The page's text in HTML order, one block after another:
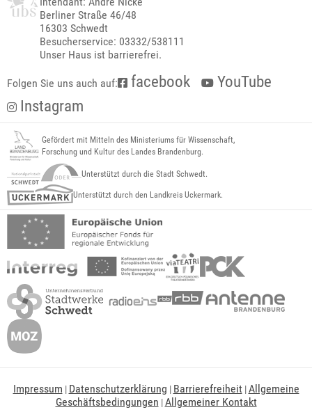
Berliner Straße 46/48
16303 Schwedt
Besucherservice: 03332/538111
Unser Haus ist barrierefrei.
Folgen Sie uns auch auf: facebook
YouTube
Instagram
Gefördert mit Mitteln des Ministeriums für Wissenschaft,
Forschung und Kultur des Landes Brandenburg.
Unterstützt durch die Stadt Schwedt.
Unterstützt durch den Landkreis Uckermark.
Impressum | Datenschutzerklärung | Barrierefreiheit|Allgemeine
Geschäftsbedingungen |Allgemeiner Kontakt